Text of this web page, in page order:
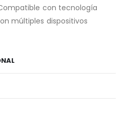
con tecnología
múltiples dispositivos